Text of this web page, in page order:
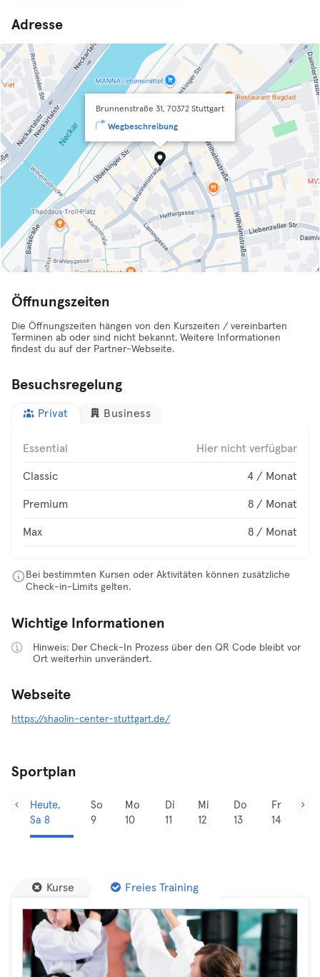
Adresse
Brunnenstraße 31, 70372 Stuttgart
Wegbeschreibung
Öffnungszeiten
Die Öffnungszeiten hängen von den Kurszeiten / vereinbarten
Terminen ab oder sind nicht bekannt. Weitere Informationen
findest du auf der Partner-Webseite.
Besuchsregelung
Privat Business
Essential Hier nicht verfügbar
Classic 4 / Monat
Premium 8 / Monat
Max 8 / Monat
Bei bestimmten Kursen oder Aktivitäten können zusätzliche
Check-in-Limits gelten.
Wichtige Informationen
Hinweis: Der Check-In Prozess über den QR Code bleibt vor
Ort weiterhin unverändert.
Webseite
https://shaolin-center-stuttgart.de/
Sportplan
Heute,
Sa 8
So
9
Mo
10
Di
11
Mi
12
Do
13
Fr
14
Kurse Freies Training